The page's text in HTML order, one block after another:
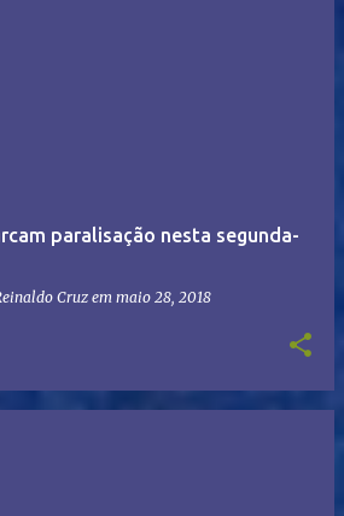
paralisação nesta segunda-
Cruz em maio 28, 2018